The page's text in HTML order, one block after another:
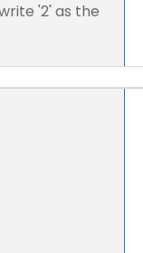
'2' as the